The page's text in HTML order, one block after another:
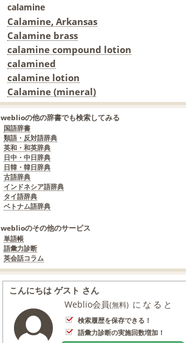
calamine
Calamine, Arkansas
Calamine brass
calamine compound lotion
calamined
calamine lotion
Calamine (mineral)
weblioの他の辞書でも検索してみる
国語辞書
類語・反対語辞典
英和・和英辞典
日中・中日辞典
日韓・韓日辞典
古語辞典
インドネシア語辞典
タイ語辞典
ベトナム語辞典
weblioのその他のサービス
単語帳
語彙力診断
英会話コラム
こんにちは ゲスト さん
Weblio会員(無料) になると
検索履歴を保存できる！
語彙力診断の実施回数増加！